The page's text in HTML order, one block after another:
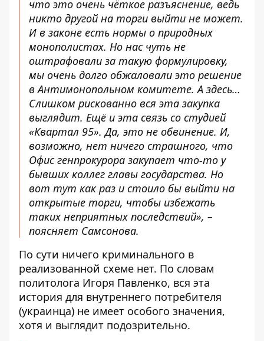
что это очень чёткое разъяснение, ведь
никто другой на торги выйти не может.
И в законе есть нормы о природных
монополистах. Но нас чуть не
оштрафовали за такую формулировку,
мы очень долго обжаловали это решение
в Антимонопольном комитете. А здесь…
Слишком рискованно вся эта закупка
выглядит. Ещё и эта связь со студией
«Квартал 95». Да, это не обвинение. И,
возможно, нет ничего страшного, что
Офис генпрокурора закупает что-то у
бывших коллег главы государства. Но
вот тут как раз и стоило бы выйти на
открытые торги, чтобы избежать
таких неприятных последствий», –
поясняет Самсонова.
По сути ничего криминального в
реализованной схеме нет. По словам
политолога Игоря Павленко, вся эта
история для внутреннего потребителя
(украинца) не имеет особого значения,
хотя и выглядит подозрительно.